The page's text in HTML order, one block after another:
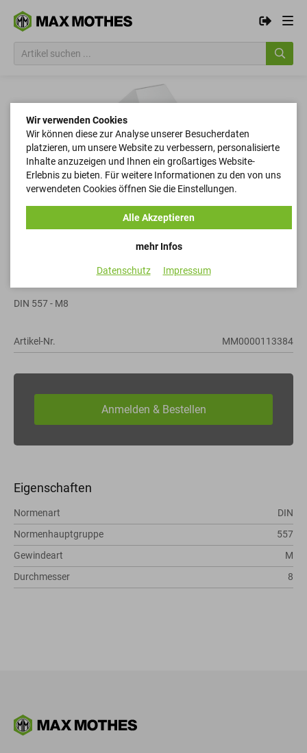
Vierkantmuttern
DIN 557 - M8
Artikel-Nr. MM0000113384
Eigenschaften
Normenart
DIN
Normenhauptgruppe
557
Gewindeart
M
Durchmesser
8
Wir verwenden Cookies
Wir können diese zur Analyse unserer Besucherdaten
platzieren, um unsere Website zu verbessern, personalisierte
Inhalte anzuzeigen und Ihnen ein großartiges Website-
Erlebnis zu bieten. Für weitere Informationen zu den von uns
verwendeten Cookies öffnen Sie die Einstellungen.
mehr Infos
Alle Akzeptieren
Datenschutz Impressum